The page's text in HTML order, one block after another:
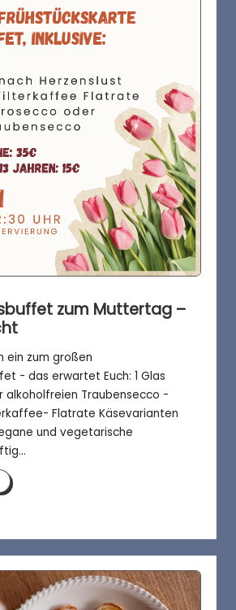
zum Muttertag –
ein zum großen
- das erwartet Euch: 1 Glas
alkoholfreien Traubensecco -
Flatrate Käsevarianten
und vegetarische